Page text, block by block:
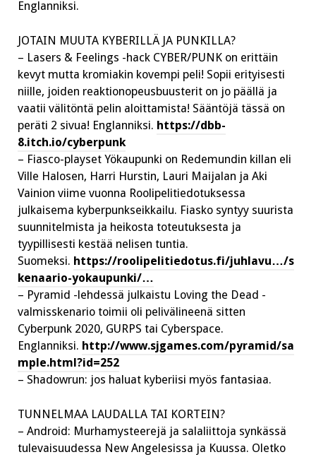
Englanniksi.
JOTAIN MUUTA KYBERILLÄ JA PUNKILLA?
– Lasers & Feelings -hack CYBER/PUNK on erittäin
kevyt mutta kromiakin kovempi peli! Sopii erityisesti
niille, joiden reaktionopeusbuusterit on jo päällä ja
vaatii välitöntä pelin aloittamista! Sääntöjä tässä on
peräti 2 sivua! Englanniksi. https://dbb-
8.itch.io/cyberpunk
– Fiasco-playset Yökaupunki on Redemundin killan eli
Ville Halosen, Harri Hurstin, Lauri Maijalan ja Aki
Vainion viime vuonna Roolipelitiedotuksessa
julkaisema kyberpunkseikkailu. Fiasko syntyy suurista
suunnitelmista ja heikosta toteutuksesta ja
tyypillisesti kestää nelisen tuntia.
Suomeksi. https://roolipelitiedotus.fi/juhlavu…/s
kenaario-yokaupunki/…
– Pyramid -lehdessä julkaistu Loving the Dead -
valmisskenario toimii oli pelivälineenä sitten
Cyberpunk 2020, GURPS tai Cyberspace.
Englanniksi. http://www.sjgames.com/pyramid/sa
mple.html?id=252
– Shadowrun: jos haluat kyberiisi myös fantasiaa.
TUNNELMAA LAUDALLA TAI KORTEIN?
– Android: Murhamysteerejä ja salaliittoja synkässä
tulevaisuudessa New Angelesissa ja Kuussa. Oletko